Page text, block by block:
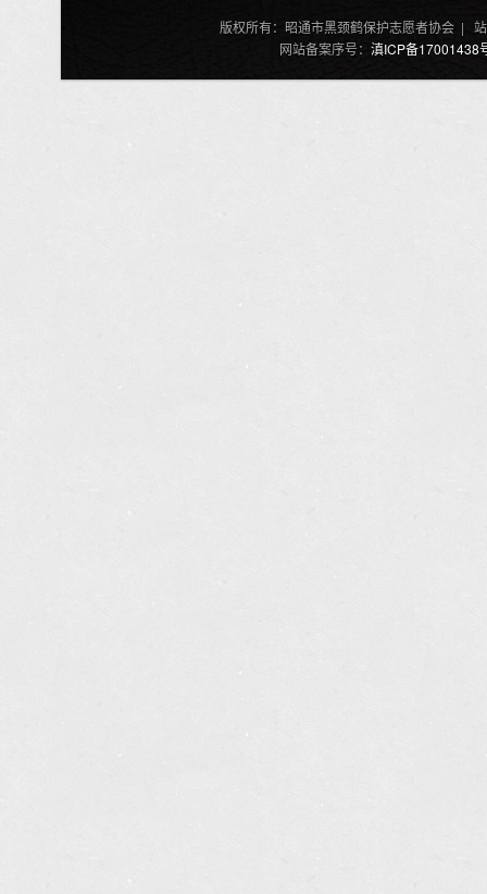
版权所有：昭通市黑颈鹤保护志愿者协会 |
网站备案序号： 滇ICP备17001438